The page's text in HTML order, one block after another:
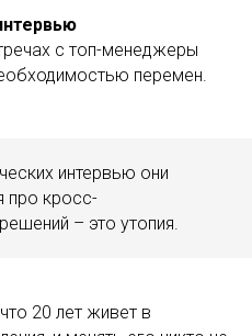
с топ-менеджеры
перемен.
интервью они
про кросс-
– это утопия.
20 лет живет в